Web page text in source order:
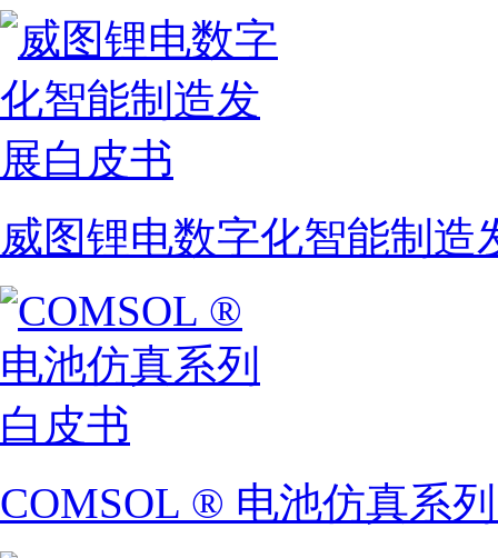
威图锂电数字化智能制造
COMSOL ® 电池仿真系